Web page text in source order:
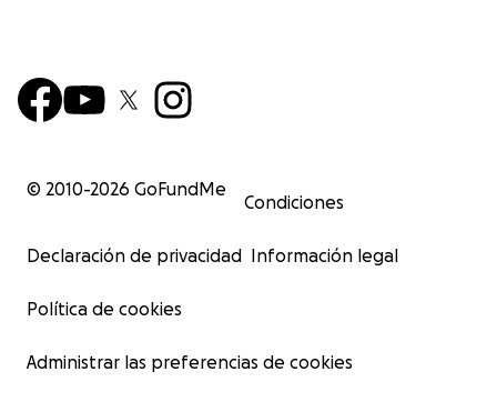
© 2010-2026 GoFundMe
Condiciones
Declaración de privacidad Información legal
Política de cookies
Administrar las preferencias de cookies